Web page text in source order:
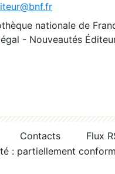
nationale de
- Nouveautés
Contacts
Flux
: partiellement